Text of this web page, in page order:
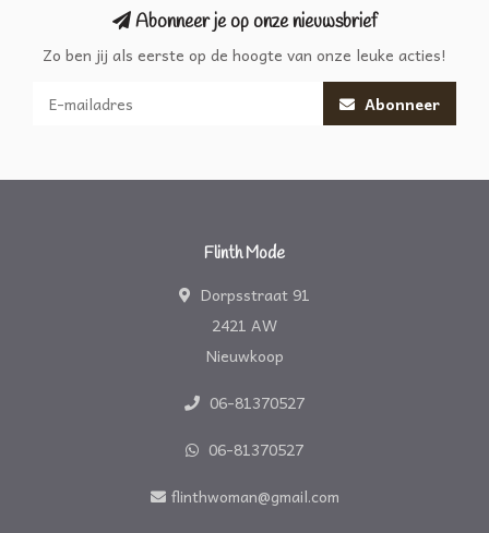
Abonneer je op onze nieuwsbrief
Zo ben jij als eerste op de hoogte van onze leuke acties!
Abonneer
Flinth Mode
Dorpsstraat 91
2421 AW
Nieuwkoop
06-81370527
06-81370527
flinthwoman@gmail.com